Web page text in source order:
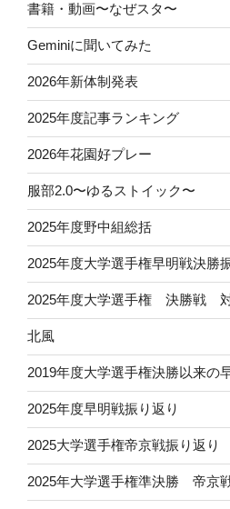
書籍・動画〜なぜスタ〜
Geminiに聞いてみた
2026年新体制発表
2025年度記事ランキング
2026年花園好プレー
服部2.0〜ゆるストイック〜
2025年度野中組総括
2025年度大学選手権早明戦決勝
2025年度大学選手権 決勝戦
北風
2019年度大学選手権決勝以来の
2025年度早明戦振り返り
2025大学選手権帝京戦振り返り
2025年大学選手権準決勝 帝京